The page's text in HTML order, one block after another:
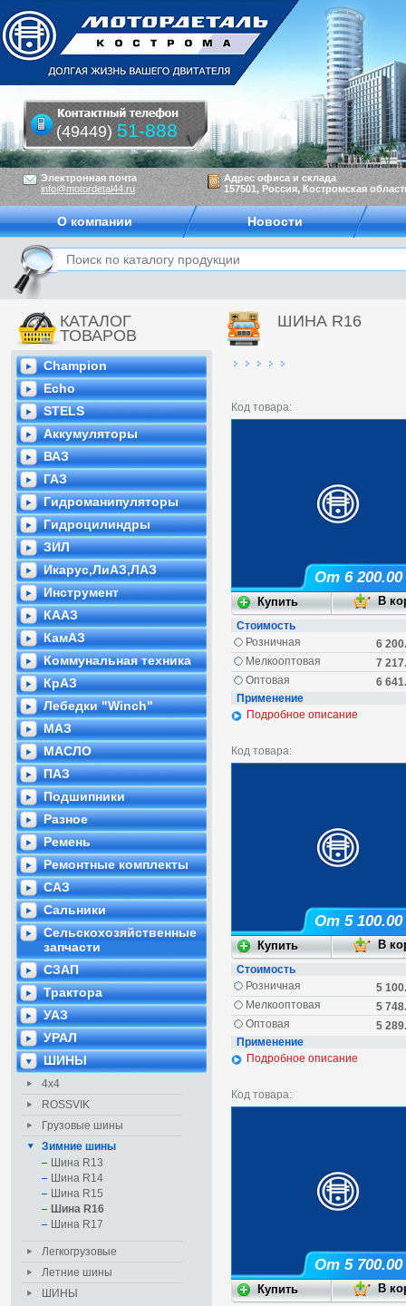
КАТАЛОГ
ТОВАРОВ
Champion
Echo
STELS
Аккумуляторы
ВАЗ
ГАЗ
Гидроманипуляторы
Гидроцилиндры
ЗИЛ
Икарус,ЛиАЗ,ЛАЗ
Инструмент
КААЗ
КамАЗ
Коммунальная техника
КрАЗ
Лебедки "Winch"
МАЗ
МАСЛО
ПАЗ
Подшипники
Разное
Ремень
Ремонтные комплекты
САЗ
Сальники
Сельскохозяйственные
запчасти
СЗАП
Трактора
УАЗ
УРАЛ
ШИНЫ
4х4
ROSSVIK
Грузовые шины
Зимние шины
Шина R13
Шина R14
Шина R15
Шина R16
Шина R17
Легкогрузовые
Летние шины
ШИНЫ
ШИНА R16
Код товара:
От 6 200.00
Стоимость
6
Розничная
7
Мелкооптовая
6
Оптовая
Применение
Подробное описание
Код товара:
От 5 100.00
Стоимость
5
Розничная
5
Мелкооптовая
5
Оптовая
Применение
Подробное описание
Код товара:
От 5 700.00
Электронная почта
info@motordetal44.ru
Адрес офиса и склада
157501, Россия, Костромская
(49449) 51-888
О компании Новости